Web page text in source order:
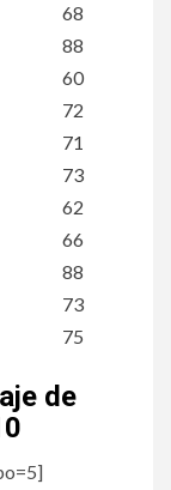
68
88
60
72
71
73
62
66
88
73
75
de